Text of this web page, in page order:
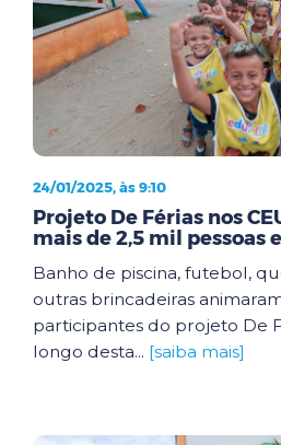
24/01/2025, às 9:10
Projeto De Férias nos
mais de 2,5 mil pessoas
Banho de piscina, futebol,
outras brincadeiras
participantes do projeto De
longo desta... [saiba mais]